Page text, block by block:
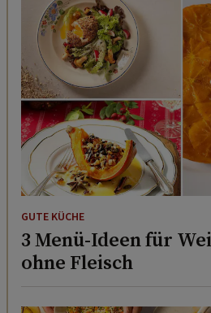
GUTE KÜCHE
3 Menü-Ideen für
ohne Fleisch